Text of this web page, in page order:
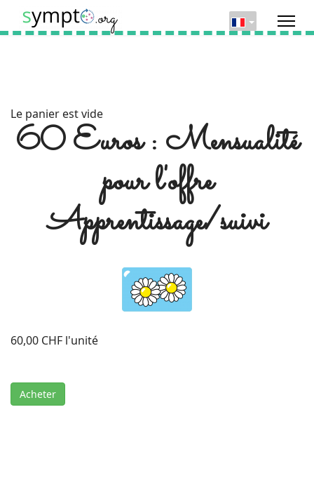
Le panier est vide
60 Euros : Mensualité
pour l'offre
Apprentissage/suivi
60,00 CHF l'unité
Acheter